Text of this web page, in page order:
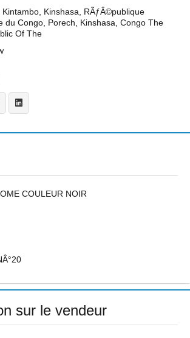
Kintambo, Kinshasa, RÃƒÂ©publique
du Congo, Porech, Kinshasa, Congo The
Of The
COULEUR NOIR
sur le vendeur